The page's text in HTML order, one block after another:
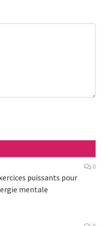
0
puissants pour
mentale